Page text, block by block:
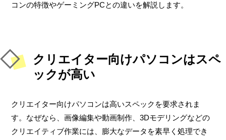
コンの特徴やゲーミングPCとの違いを解説します。
クリエイター向けパソコンはスペ
ックが高い
クリエイター向けパソコンは高いスペックを要求されま
す。なぜなら、画像編集や動画制作、3Dモデリングなどの
クリエイティブ作業には、膨大なデータを素早く処理でき